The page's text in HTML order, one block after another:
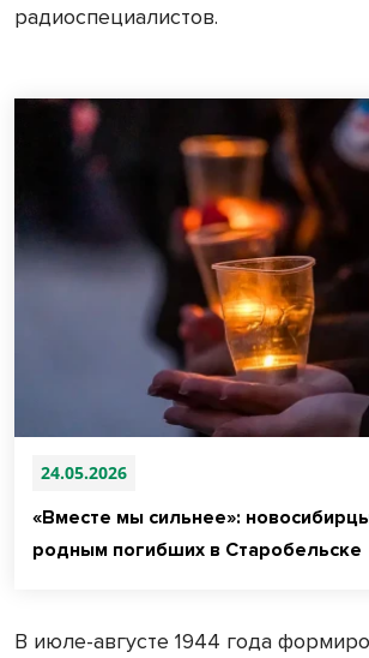
радиоспециалистов.
24.05.2026
«Вместе мы сильнее»:
родным погибших в Старобельске
В июле-августе 1944 года